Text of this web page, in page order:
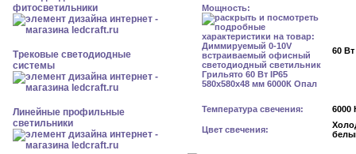
фитосветильники
Трековые светодиодные
системы
Линейные профильные
светильники
Мощность:
60 Вт
Температура свечения: 6000
Цвет свечения: